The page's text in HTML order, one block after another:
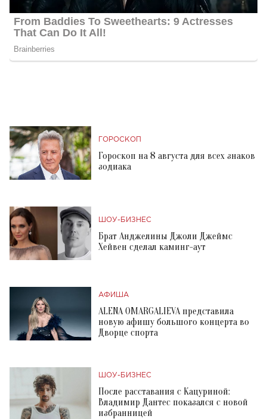
ГОРОСКОП
Гороскоп на 8 августа для всех знаков
зодиака
ШОУ-БИЗНЕС
Брат Анджелины Джоли Джеймс
Хейвен сделал каминг-аут
АФИША
ALENA OMARGALIEVA представила
новую афишу большого концерта во
Дворце спорта
ШОУ-БИЗНЕС
После расставания с Кацуриной:
Владимир Дантес показался с новой
избранницей